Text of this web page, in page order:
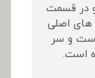
در قسمت
های اصلی
و سر
است.